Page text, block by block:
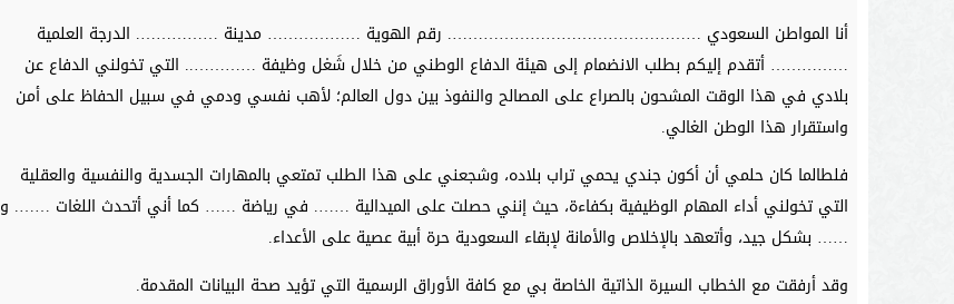
أنا المواطن السعودي …………………………………………. رقم الهوية ……………… مدينة ……………. الدرجة العلمية
…………… أتقدم إليكم بطلب الانضمام إلى هيئة الدفاع الوطني من خلال شَغل وظيفة ………….. التي تخولني الدفاع عن
بلادي في هذا الوقت المشحون بالصراع على المصالح والنفوذ بين دول العالم؛ لأهب نفسي ودمي في سبيل الحفاظ على أمن
واستقرار هذا الوطن الغالي.
فلطالما كان حلمي أن أكون جندي يحمي تراب بلاده، وشجعني على هذا الطلب تمتعي بالمهارات الجسدية والنفسية والعقلية
التي تخولني أداء المهام الوظيفية بكفاءة، حيث إنني حصلت على الميدالية ……. في رياضة …… كما أني أتحدث اللغات ……. و
…… بشكل جيد، وأتعهد بالإخلاص والأمانة لإبقاء السعودية حرة أبية عصية على الأعداء.
وقد أرفقت مع الخطاب السيرة الذاتية الخاصة بي مع كافة الأوراق الرسمية التي تؤيد صحة البيانات المقدمة.